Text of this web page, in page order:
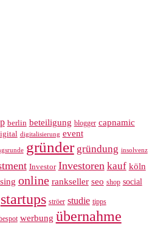
berlin beteiligung blogger capnamic
digitalisierung event
gründer gründung insolvenz
Investor Investoren kauf köln
online rankseller seo shop social
startups ströer studie tipps
werbung übernahme